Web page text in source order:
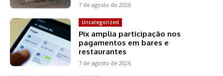
7 de agosto de 2026
Uncategorized
Pix amplia participação nos
pagamentos em bares e
restaurantes
7 de agosto de 2026